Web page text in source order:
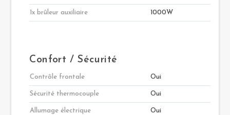
1x brûleur auxiliaire 1000W
Confort / Sécurité
Contrôle frontale Oui
Sécurité thermocouple Oui
Allumage électrique Oui